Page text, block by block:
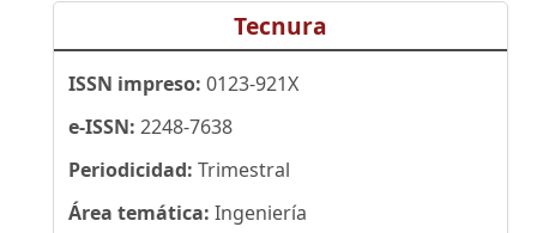
Tecnura
ISSN impreso: 0123-921X
e-ISSN: 2248-7638
Periodicidad: Trimestral
Área temática: Ingeniería